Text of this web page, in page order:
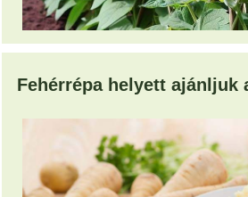
Fehérrépa helyett ajánljuk